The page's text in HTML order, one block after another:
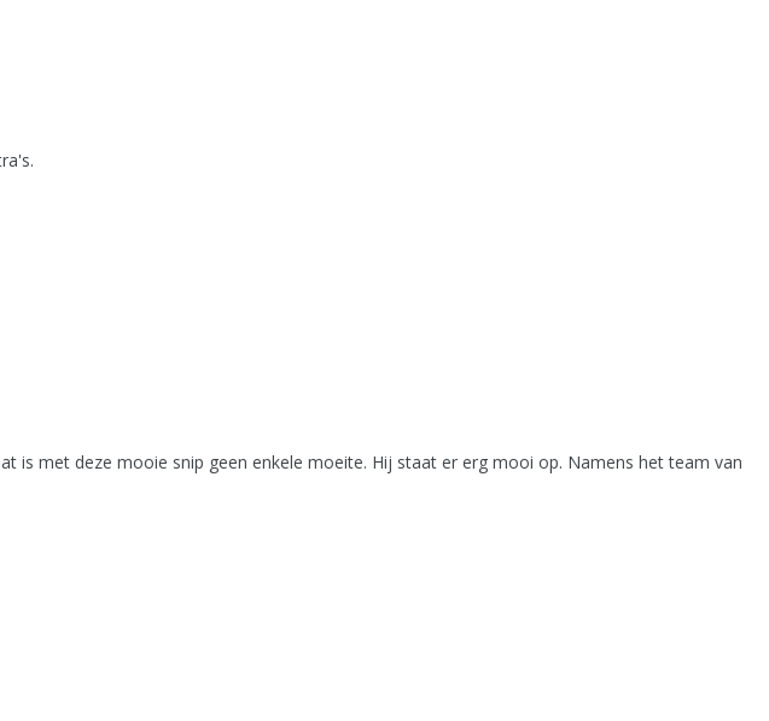
met deze mooie snip geen enkele moeite. Hij staat er erg mooi op. Namens het team van